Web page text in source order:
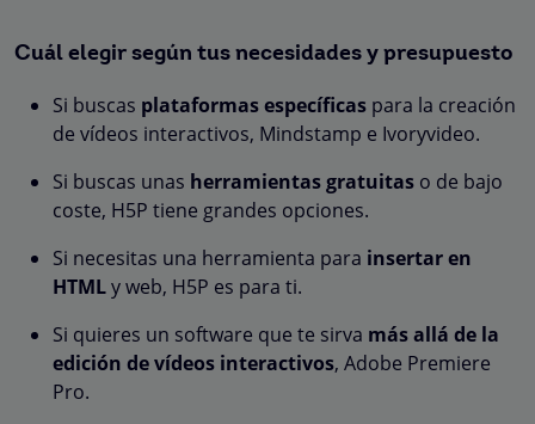
Cuál elegir según tus necesidades y presupuesto
Si buscas plataformas específicas para la creación
de vídeos interactivos, Mindstamp e Ivoryvideo.
Si buscas unas herramientas gratuitas o de bajo
coste, H5P tiene grandes opciones.
Si necesitas una herramienta para insertar en
HTMLy web, H5P es para ti.
Si quieres un software que te sirva más allá de la
edición de vídeos interactivos, Adobe Premiere
Pro.